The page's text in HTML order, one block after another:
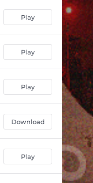
Play
Play
Play
Download
Play